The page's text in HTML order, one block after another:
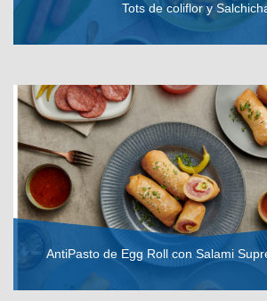
Tots de coliflor y
AntiPasto de Egg Roll con Salami